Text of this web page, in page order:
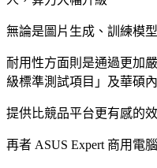
無論是圖片生成、訓練模
耐用性方面則是通過更加
級標準測試項目」及華碩
提供比競品平台更有感的
再者 ASUS Expert 商用電